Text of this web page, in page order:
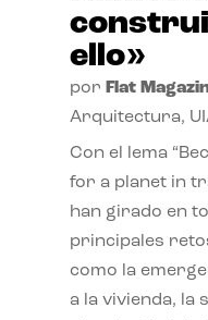
ello»
por Flat
Arquitectura,
Con el lema
for a planet in
han girado en
principales
como la
a la vivienda, la